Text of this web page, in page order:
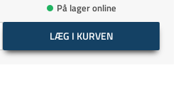
På lager online
LÆG I KURVEN